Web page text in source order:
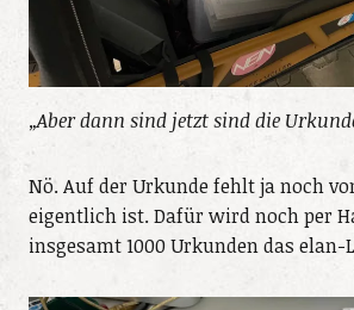
„Aber dann sind jetzt sind die
Nö. Auf der Urkunde fehlt ja noch
eigentlich ist. Dafür wird noch per
insgesamt 1000 Urkunden das elan-